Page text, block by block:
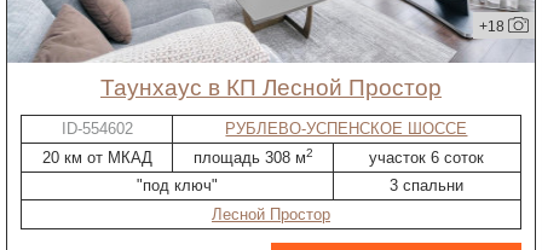
+18
таунхаус в КП Лесной Простор
ID-554602
РУБЛЕВО-УСПЕНСКОЕ ШОССЕ
20 км от МКАД
площадь 308 м2
участок 6 соток
"под ключ"
3 спальни
Лесной Простор